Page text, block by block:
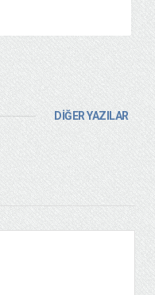
DİĞER YAZILAR